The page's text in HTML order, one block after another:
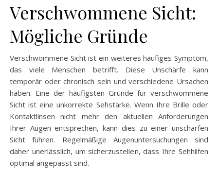
Verschwommene Sicht:
Mögliche Gründe
Verschwommene Sicht ist ein weiteres häufiges Symptom,
das viele Menschen betrifft. Diese Unschärfe kann
temporär oder chronisch sein und verschiedene Ursachen
haben. Eine der häufigsten Gründe für verschwommene
Sicht ist eine unkorrekte Sehstärke. Wenn Ihre Brille oder
Kontaktlinsen nicht mehr den aktuellen Anforderungen
Ihrer Augen entsprechen, kann dies zu einer unscharfen
Sicht führen. Regelmäßige Augenuntersuchungen sind
daher unerlässlich, um sicherzustellen, dass Ihre Sehhilfen
optimal angepasst sind.